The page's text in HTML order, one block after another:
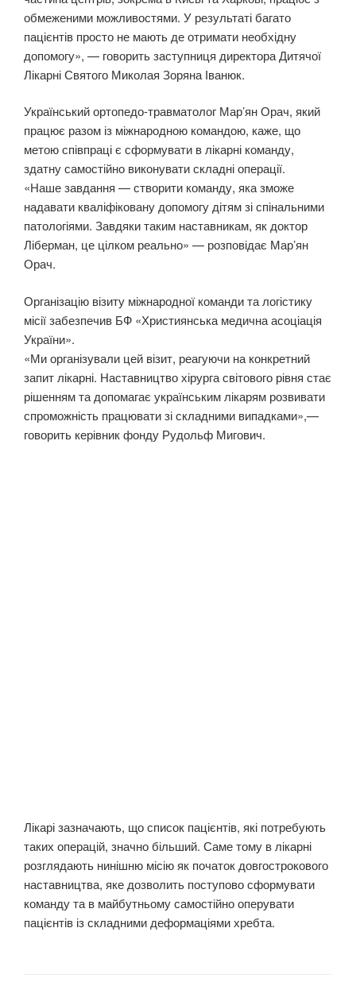
обмеженими можливостями. У результаті багато
пацієнтів просто не мають де отримати необхідну
допомогу», — говорить заступниця директора Дитячої
Лікарні Святого Миколая Зоряна Іванюк.
Український ортопедо-травматолог Мар’ян Орач, який
працює разом із міжнародною командою, каже, що
метою співпраці є сформувати в лікарні команду,
здатну самостійно виконувати складні операції.
«Наше завдання — створити команду, яка зможе
надавати кваліфіковану допомогу дітям зі спінальними
патологіями. Завдяки таким наставникам, як доктор
Ліберман, це цілком реально» — розповідає Мар’ян
Орач.
Організацію візиту міжнародної команди та логістику
місії забезпечив БФ «Християнська медична асоціація
України».
«Ми організували цей візит, реагуючи на конкретний
запит лікарні. Наставництво хірурга світового рівня стає
рішенням та допомагає українським лікарям розвивати
спроможність працювати зі складними випадками»,—
говорить керівник фонду Рудольф Мигович.
Лікарі зазначають, що список пацієнтів, які потребують
таких операцій, значно більший. Саме тому в лікарні
розглядають нинішню місію як початок довгострокового
наставництва, яке дозволить поступово сформувати
команду та в майбутньому самостійно оперувати
пацієнтів із складними деформаціями хребта.